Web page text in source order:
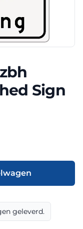
Sign
geleverd.